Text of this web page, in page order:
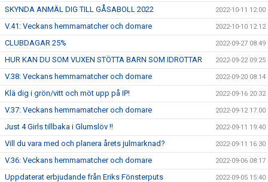
SKYNDA ANMÄL DIG TILL GÅSABOLL 2022 2022-10-11 12:00
V.41: Veckans hemmamatcher och domare 2022-10-10 12:12
CLUBDAGAR 25% 2022-09-27 08:49
HUR KAN DU SOM VUXEN STÖTTA BARN SOM IDROTTAR 2022-09-22 09:25
V.38: Veckans hemmamatcher och domare 2022-09-20 08:14
Klä dig i grön/vitt och möt upp på IP! 2022-09-16 20:32
V.37: Veckans hemmamatcher och domare 2022-09-12 17:00
Just 4 Girls tillbaka i Glumslöv !! 2022-09-11 19:40
Vill du vara med och planera årets julmarknad? 2022-09-11 16:30
V.36: Veckans hemmamatcher och domare 2022-09-06 08:17
Uppdaterat erbjudande från Eriks Fönsterputs 2022-09-05 15:40